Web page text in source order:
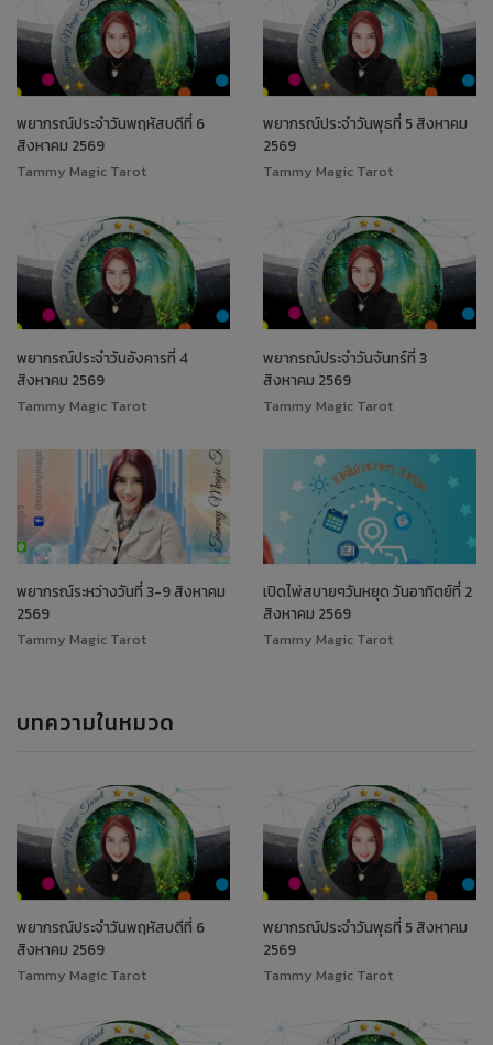
พยากรณ์ประจำวันพฤหัสบดีที่ 6
สิงหาคม 2569
Tammy Magic Tarot
พยากรณ์ประจำวันพุธที่ 5 สิงหาคม
2569
Tammy Magic Tarot
พยากรณ์ประจำวันอังคารที่ 4
สิงหาคม 2569
Tammy Magic Tarot
พยากรณ์ประจำวันจันทร์ที่ 3
สิงหาคม 2569
Tammy Magic Tarot
พยากรณ์ระหว่างวันที่ 3-9 สิงหาคม
2569
Tammy Magic Tarot
เปิดไพ่สบายๆวันหยุด วันอาทิตย์ที่ 2
สิงหาคม 2569
Tammy Magic Tarot
บทความในหมวด
พยากรณ์ประจำวันพฤหัสบดีที่ 6
สิงหาคม 2569
Tammy Magic Tarot
พยากรณ์ประจำวันพุธที่ 5 สิงหาคม
2569
Tammy Magic Tarot